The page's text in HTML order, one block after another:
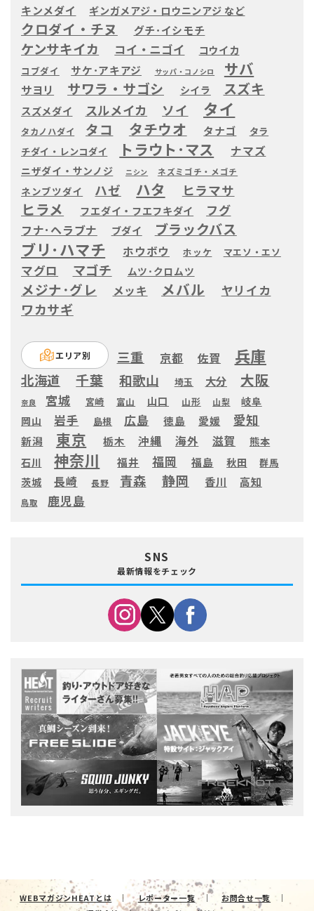
キンメダイ ギンガメアジ・ロウニンアジ など
クロダイ・チヌ グチ･イシモチ
ケンサキイカ コイ・ニゴイ コウイカ
コブダイ サケ･アキアジ サッパ・コノシロ サバ
サヨリ サワラ・サゴシ シイラ スズキ
スズメダイ スルメイカ ソイ タイ
タカノハダイ タコ タチウオ タナゴ
タラ
チダイ・レンコダイ
トラウト･マス ナマズ
ニザダイ・サンノジ ニシン ネズミゴチ・メゴチ
ネンブツダイ ハゼ ハタ ヒラマサ
ヒラメ フエダイ・フエフキダイ フグ
フナ･ヘラブナ ブダイ ブラックバス
ブリ･ハマチ ホウボウ ホッケ マエソ・エソ
マグロ マゴチ ムツ･クロムツ
メジナ･グレ メッキ メバル ヤリイカ
ワカサギ
エリア別 三重 京都 佐賀 兵庫
北海道 千葉 和歌山 埼玉 大分 大阪
奈良 宮城 宮崎 富山 山口 山形 山梨
岐阜
岡山
岩手 島根 広島 徳島 愛媛 愛知
新潟 東京 栃木 沖縄 海外 滋賀
熊本
石川
神奈川 福井 福岡 福島 秋田 群馬
茨城 長崎 長野 青森 静岡 香川 高知
鳥取 鹿児島
SNS
最新情報をチェック
WEBマガジンHEATとは レポーター一覧
お問合せ一覧